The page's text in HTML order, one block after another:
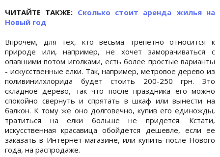
ЧИТАЙТЕ ТАКЖЕ: Сколько стоит аренда жилья на
Новый год
Впрочем, для тех, кто весьма трепетно относится к
природе или, например, не хочет заморачиваться с
опавшими потом иголками, есть более простые варианты
- искусственные елки. Так, например, метровое дерево из
поливинилхлорида будет стоить 200-250 грн. Это
складное дерево, так что после праздника его можно
спокойно свернуть и спрятать в шкаф или вынести на
балкон. К тому же оно долговечно, купив его единожды,
тратиться на елки больше не придется. Кстати,
искусственная красавица обойдется дешевле, если ее
заказать в Интернет-магазине, или купить после Нового
года, на распродаже.